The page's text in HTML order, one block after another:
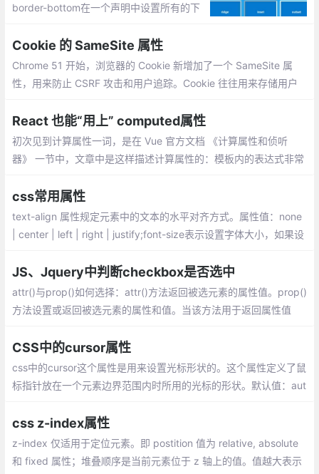
border-bottom在一个声明中设置所有的下
框的颜色。border-bottom-style设置下边框
的样式。
Cookie 的 SameSite 属性
Chrome 51 开始，浏览器的 Cookie 新增加了一个 SameSite 属
性，用来防止 CSRF 攻击和用户追踪。Cookie 往往用来存储用户
求，这就是 CSRF 攻击。
React 也能“用上” computed属性
初次见到计算属性一词，是在 Vue 官方文档 《计算属性和侦听
器》 一节中，文章中是这样描述计算属性的：模板内的表达式非常
的逻辑会让模板过重且难以维护。
css常用属性
text-align 属性规定元素中的文本的水平对齐方式。属性值：none
| center | left | right | justify;font-size表示设置字体大小，如果设
JS、Jquery中判断checkbox是否选中
attr()与prop()如何选择：attr()方法返回被选元素的属性值。prop()
方法设置或返回被选元素的属性和值。当该方法用于返回属性值
为匹配元素集合设置一个或多个属性/值对。
CSS中的cursor属性
css中的cursor这个属性是用来设置光标形状的。这个属性定义了鼠
标指针放在一个元素边界范围内时所用的光标的形状。默认值：aut
css z-index属性
z-index 仅适用于定位元素。即 postition 值为 relative, absolute
和 fixed 属性；堆叠顺序是当前元素位于 z 轴上的值。值越大表示